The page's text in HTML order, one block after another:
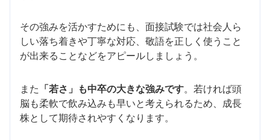
その強みを活かすためにも、面接試験では社会人ら
しい落ち着きや丁寧な対応、敬語を正しく使うこと
が出来ることなどをアピールしましょう。
また 「若さ」も中卒の大きな強みです。若ければ頭
脳も柔軟で飲み込みも早いと考えられるため、成長
株として期待されやすくなります。